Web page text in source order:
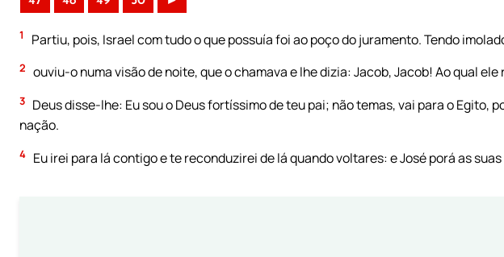
1 Partiu, pois, Israel com tudo o que possuía foi ao poço do juramento. Tendo
2 ouviu-o numa visão de noite, que o chamava e lhe dizia: Jacob, Jacob! Ao qual
3 Deus disse-lhe: Eu sou o Deus fortíssimo de teu pai; não temas, vai para o Egito,
nação.
4 Eu irei para lá contigo e te reconduzirei de lá quando voltares: e José porá as